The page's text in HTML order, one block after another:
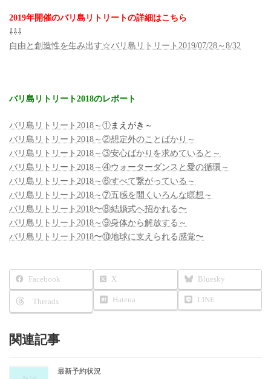
2019年開催のバリ島リトリートの詳細はこちら
⇩⇩⇩
自由と創造性を生み出す☆バリ島リトリート2019/07/28～8/32
バリ島リトリート2018のレポート
バリ島リトリート2018～①まえがき～
バリ島リトリート2018～②想定外のことばかり～
バリ島リトリート2018～③安心ばかりを求めていると～
バリ島リトリート2018～④ウォーターダンスと愛の循環～
バリ島リトリート2018～⑥すべて繋がっている～
バリ島リトリート2018～⑦五感を開くいろんな瞑想～
バリ島リトリート2018〜⑧結婚式へ招かれる〜
バリ島リトリート2018～⑨身体から解放する～
バリ島リトリート2018〜⑩地球に支えられる感覚〜
Facebook X Bluesky
Threads Hatena LINE
関連記事
最新予約状況